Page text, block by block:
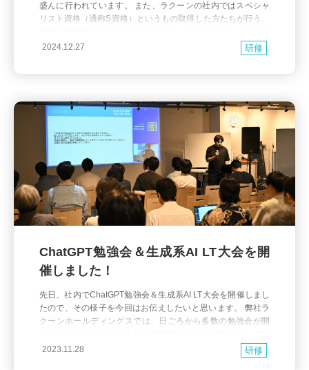
盛んに行われています。 また、ラクーンの社内ではスペシャ
リスト資格（通称S資格）というもの取得した方たちが行う、
ンは勉強会の機会が多い会社ですが、常日頃からマネジメン
ト分野の勉強会は少ないなぁと思っていました。 0というわけ
2024.12.27 研修
ChatGPT勉強会＆生成系AI LT大会を開
催しました！
先日、社内でChatGPT勉強会＆生成系AI LT大会を開催しまし
たので、その様子を今回はお伝えしたいと思います。 弊社ラ
クーンホールディングスでは、日ごろから多数の勉強会が開
う勉強会はあまり多くありません。 しかし、今回の勉強会は
幅広い職種に活かせる内容と言う事で全社的に告知を行いま
2023.11.28 研修